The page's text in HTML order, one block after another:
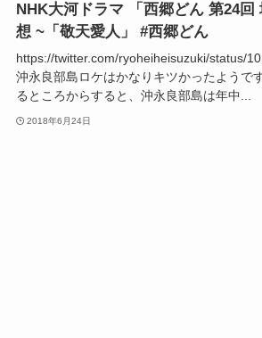
NHK大河ドラマ 「西郷どん 第24回
想 ~「敬天愛人」 #西郷どん
https://twitter.com/ryoheiheisuzuki/status/
沖永良部島ロケはかなりキツかったようで
るところからすると、沖永良部島は年中...
2018年6月24日